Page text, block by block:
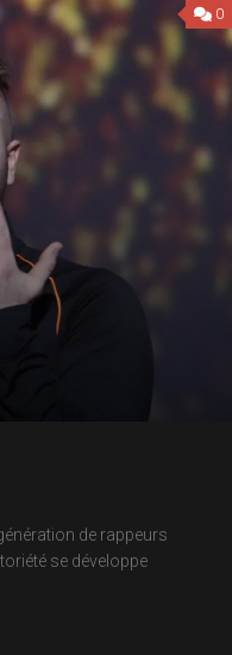
0
de rappeurs
se développe